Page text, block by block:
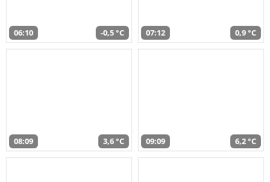
06:10 -0,5 °C 07:12 0,9 °C
08:09 3,6 °C 09:09 6,2 °C